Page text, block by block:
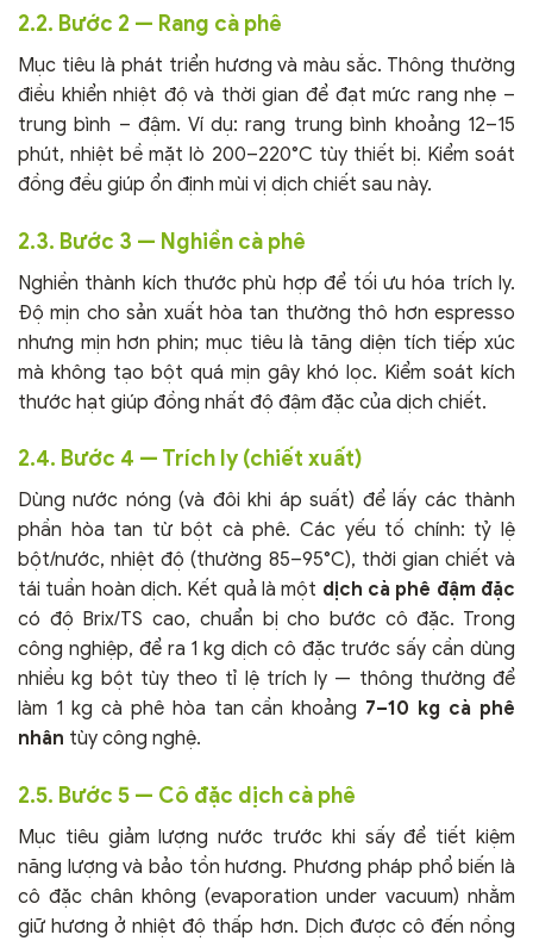
2.2. Bước 2 — Rang cà phê
Mục tiêu là phát triển hương và màu sắc. Thông thường
điều khiển nhiệt độ và thời gian để đạt mức rang nhẹ –
trung bình – đậm. Ví dụ: rang trung bình khoảng 12–15
phút, nhiệt bề mặt lò 200–220°C tùy thiết bị. Kiểm soát
đồng đều giúp ổn định mùi vị dịch chiết sau này.
2.3. Bước 3 — Nghiền cà phê
Nghiền thành kích thước phù hợp để tối ưu hóa trích ly.
Độ mịn cho sản xuất hòa tan thường thô hơn espresso
nhưng mịn hơn phin; mục tiêu là tăng diện tích tiếp xúc
mà không tạo bột quá mịn gây khó lọc. Kiểm soát kích
thước hạt giúp đồng nhất độ đậm đặc của dịch chiết.
2.4. Bước 4 — Trích ly (chiết xuất)
Dùng nước nóng (và đôi khi áp suất) để lấy các thành
phần hòa tan từ bột cà phê. Các yếu tố chính: tỷ lệ
bột/nước, nhiệt độ (thường 85–95°C), thời gian chiết và
tái tuần hoàn dịch. Kết quả là một dịch cà phê đậm đặc
có độ Brix/TS cao, chuẩn bị cho bước cô đặc. Trong
công nghiệp, để ra 1 kg dịch cô đặc trước sấy cần dùng
nhiều kg bột tùy theo tỉ lệ trích ly — thông thường để
làm 1 kg cà phê hòa tan cần khoảng 7–10 kg cà phê
nhân tùy công nghệ.
2.5. Bước 5 — Cô đặc dịch cà phê
Mục tiêu giảm lượng nước trước khi sấy để tiết kiệm
năng lượng và bảo tồn hương. Phương pháp phổ biến là
cô đặc chân không (evaporation under vacuum) nhằm
giữ hương ở nhiệt độ thấp hơn. Dịch được cô đến nồng